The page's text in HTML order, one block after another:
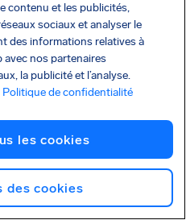
faut lorsque
vols en temps réel,
indemnisation
des protections. Sans
et ce n’est pas
contenu et les publicités,
sociaux et analyser le
des informations relatives à
nos partenaires
la publicité et l’analyse.
| Politique de confidentialité
les cookies
des cookies